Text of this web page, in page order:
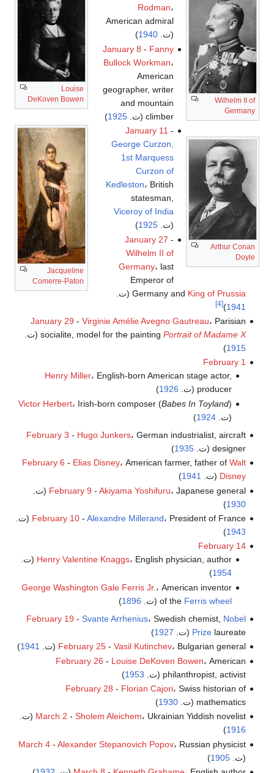
Wilhelm II of
Germany
Louise
DeKoven Bowen
Jacqueline
Comerre-Paton
Arthur Conan
Doyle
Rodman،
American admiral
(ت. 1940
)
January 8 - Fanny
Bullock Workman،
American
geographer, writer
and mountain
climber (ت.
1925
)
January 11 -
George Curzon,
1st Marquess
Curzon of
Kedleston، British
statesman,
Viceroy of India
(ت. 1925
)
January 27 -
Wilhelm II of
Germany، last
Emperor of
Germany and King of Prussia
(ت.
1941
)
[4]
January 29 - Virginie Amélie Avegno Gautreau، Parisian
socialite, model for the painting Portrait of Madame X
(ت.
1915
)
February 1
Henry Miller، English-born American stage actor,
producer (ت.
1926
)
Victor Herbert، Irish-born composer (Babes In Toyland)
(ت. 1924
)
February 3 - Hugo Junkers، German industrialist, aircraft
designer (ت.
1935
)
February 6 - Elias Disney، American farmer, father of Walt
Disney (ت. 1941
)
February 9 - Akiyama Yoshifuru، Japanese general (ت.
1930
)
February 10- Alexandre Millerand، President of France (ت.
1943
)
February 14
Henry Valentine Knaggs، English physician, author (ت.
1954
)
George Washington Gale Ferris Jr. ، American inventor
of the Ferris wheel (ت. 1896
)
February 19 - Svante Arrhenius، Swedish chemist, Nobel
Prizelaureate (ت. 1927
)
February 25- Vasil Kutinchev، Bulgarian general (ت. 1941
)
February 26 - Louise DeKoven Bowen، American
philanthropist, activist (ت.
1953
)
February 28 - Florian Cajori، Swiss historian of
mathematics (ت.
1930
)
March 2 - Sholem Aleichem، Ukrainian Yiddish novelist (ت.
1916
)
March 4- Alexander Stepanovich Popov، Russian physicist
(ت.1905
)